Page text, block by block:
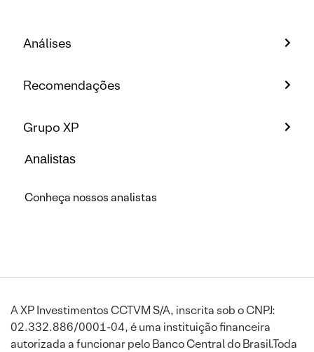
Análises
Recomendações
Grupo XP
Analistas
Conheça nossos analistas
A XP Investimentos CCTVM S/A, inscrita sob o CNPJ:
02.332.886/0001-04, é uma instituição financeira
autorizada a funcionar pelo Banco Central do Brasil.Toda